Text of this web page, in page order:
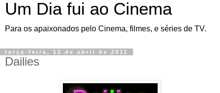
Um Dia fui ao Cinema
Para os apaixonados pelo Cinema, filmes, e séries de TV.
terça-feira, 12 de abril de 2011
Dailies